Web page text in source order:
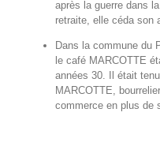
après la guerre dans
retraite, elle céda son
Dans la commune du
le café MARCOTTE
années 30. Il était
MARCOTTE,
commerce en plus de